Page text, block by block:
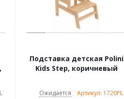
Подставка детская Polini
Kids Step, коричневый
Ожидается Артикул: 1720PL